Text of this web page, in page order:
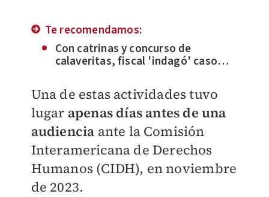
Te recomendamos:
Con catrinas y concurso de
calaveritas, fiscal 'indagó' caso
Una de estas actividades tuvo
lugar apenas días antes de una
audiencia ante la Comisión
Interamericana de Derechos
Humanos (CIDH), en noviembre
de 2023.